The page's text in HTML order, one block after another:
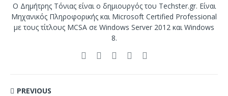
Ο Δημήτρης Τόνιας είναι ο δημιουργός του Techster.gr. Είναι
Μηχανικός Πληροφορικής και Microsoft Certified Professional
με τους τίτλους MCSA σε Windows Server 2012 και Windows
8.
PREVIOUS